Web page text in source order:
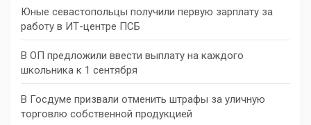
Юные севастопольцы получили первую зарплату за
работу в ИТ-центре ПСБ
В ОП предложили ввести выплату на каждого
школьника к 1 сентября
В Госдуме призвали отменить штрафы за уличную
торговлю собственной продукцией